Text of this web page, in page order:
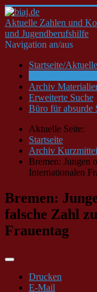
Aktuelle Zahlen und
und Jugendberufshilfe
Navigation an/aus
Startseite/
Archiv
Erweiterte Suche
Büro für absurde
Aktuelle Seite:
Startseite
Archiv
Bremen: Jungen
Internationalen
Bremen:
falsche Zahl
Frauentag
Drucken
E-Mail